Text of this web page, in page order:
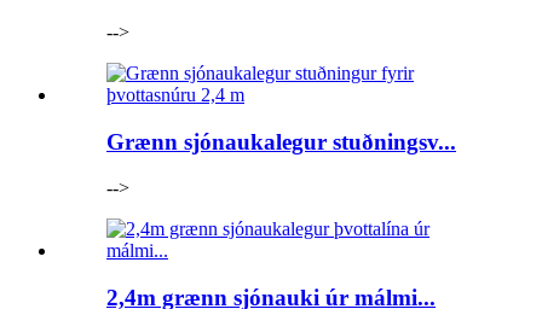
-->
Grænn sjónaukalegur stuðningsv...
-->
2,4m grænn sjónauki úr málmi...